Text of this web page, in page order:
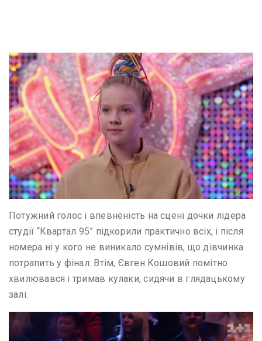
Потужний голос і впевненість на сцені дочки лідера
студії “Квартал 95” підкорили практично всіх, і після
номера ні у кого не виникало сумнівів, що дівчинка
потрапить у фінал. Втім, Євген Кошовий помітно
хвилювався і тримав кулаки, сидячи в глядацькому
залі.